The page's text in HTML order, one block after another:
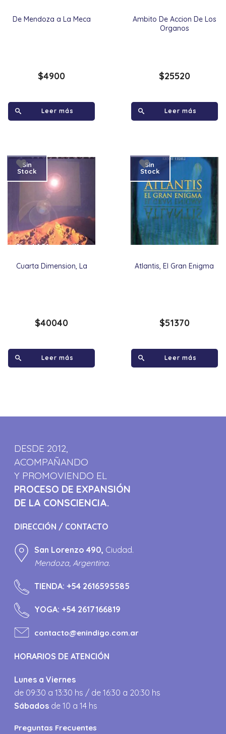
De Mendoza a La Meca
$4900
Leer más
Ambito De Accion De Los
Organos
$25520
Leer más
Cuarta Dimension, La
Sin
Stock
$40040
Leer más
Atlantis, El Gran Enigma
Sin
Stock
$51370
Leer más
DESDE 2012,
ACOMPAÑANDO
Y PROMOVIENDO EL
PROCESO DE EXPANSIÓN
DE LA CONSCIENCIA.
DIRECCIÓN / CONTACTO
San Lorenzo 490, Ciudad.
Mendoza, Argentina.
TIENDA:+54 2616595585
YOGA:+54 2617166819
contacto@enindigo.com.ar
HORARIOS DE ATENCIÓN
Lunes a Viernes
de 09:30 a 13:30 hs / de 16:30 a 20:30 hs
Sábados de 10 a 14 hs
Preguntas Frecuentes